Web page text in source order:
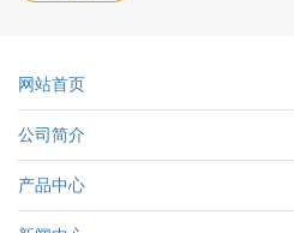
网站首页
公司简介
产品中心